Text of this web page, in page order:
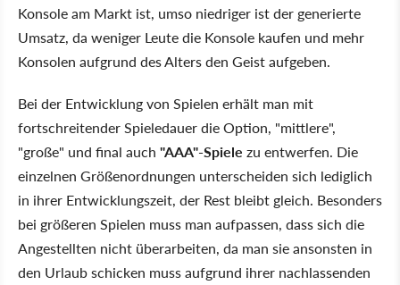
Konsole am Markt ist, umso niedriger ist der generierte
Umsatz, da weniger Leute die Konsole kaufen und mehr
Konsolen aufgrund des Alters den Geist aufgeben.
Bei der Entwicklung von Spielen erhält man mit
fortschreitender Spieledauer die Option, "mittlere",
"große" und final auch "AAA"-Spiele zu entwerfen. Die
einzelnen Größenordnungen unterscheiden sich lediglich
in ihrer Entwicklungszeit, der Rest bleibt gleich. Besonders
bei größeren Spielen muss man aufpassen, dass sich die
Angestellten nicht überarbeiten, da man sie ansonsten in
den Urlaub schicken muss aufgrund ihrer nachlassenden